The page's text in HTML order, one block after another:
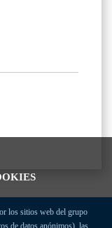
los sitios web del grupo
de datos anónimos), las